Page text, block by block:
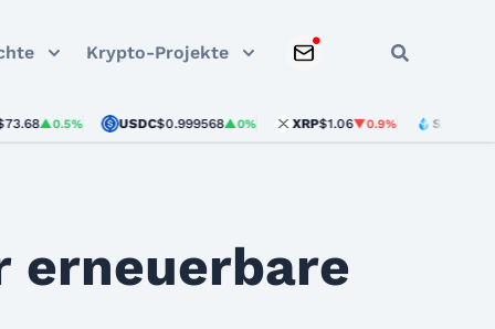
Krypto-Projekte
▲0.5% USDC$0.999568▲0% XRP$1.06▼0.9% STETH$1,903.11
erneuerbare